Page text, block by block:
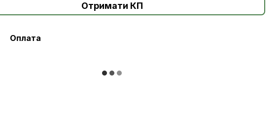
Отримати КП
Оплата